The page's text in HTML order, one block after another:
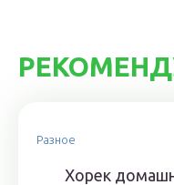
Разное
Хорек